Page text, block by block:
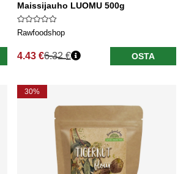
Maissijauho LUOMU 500g
Rawfoodshop
4.43 €
Normaali hinta
6.32 € OSTA
30%